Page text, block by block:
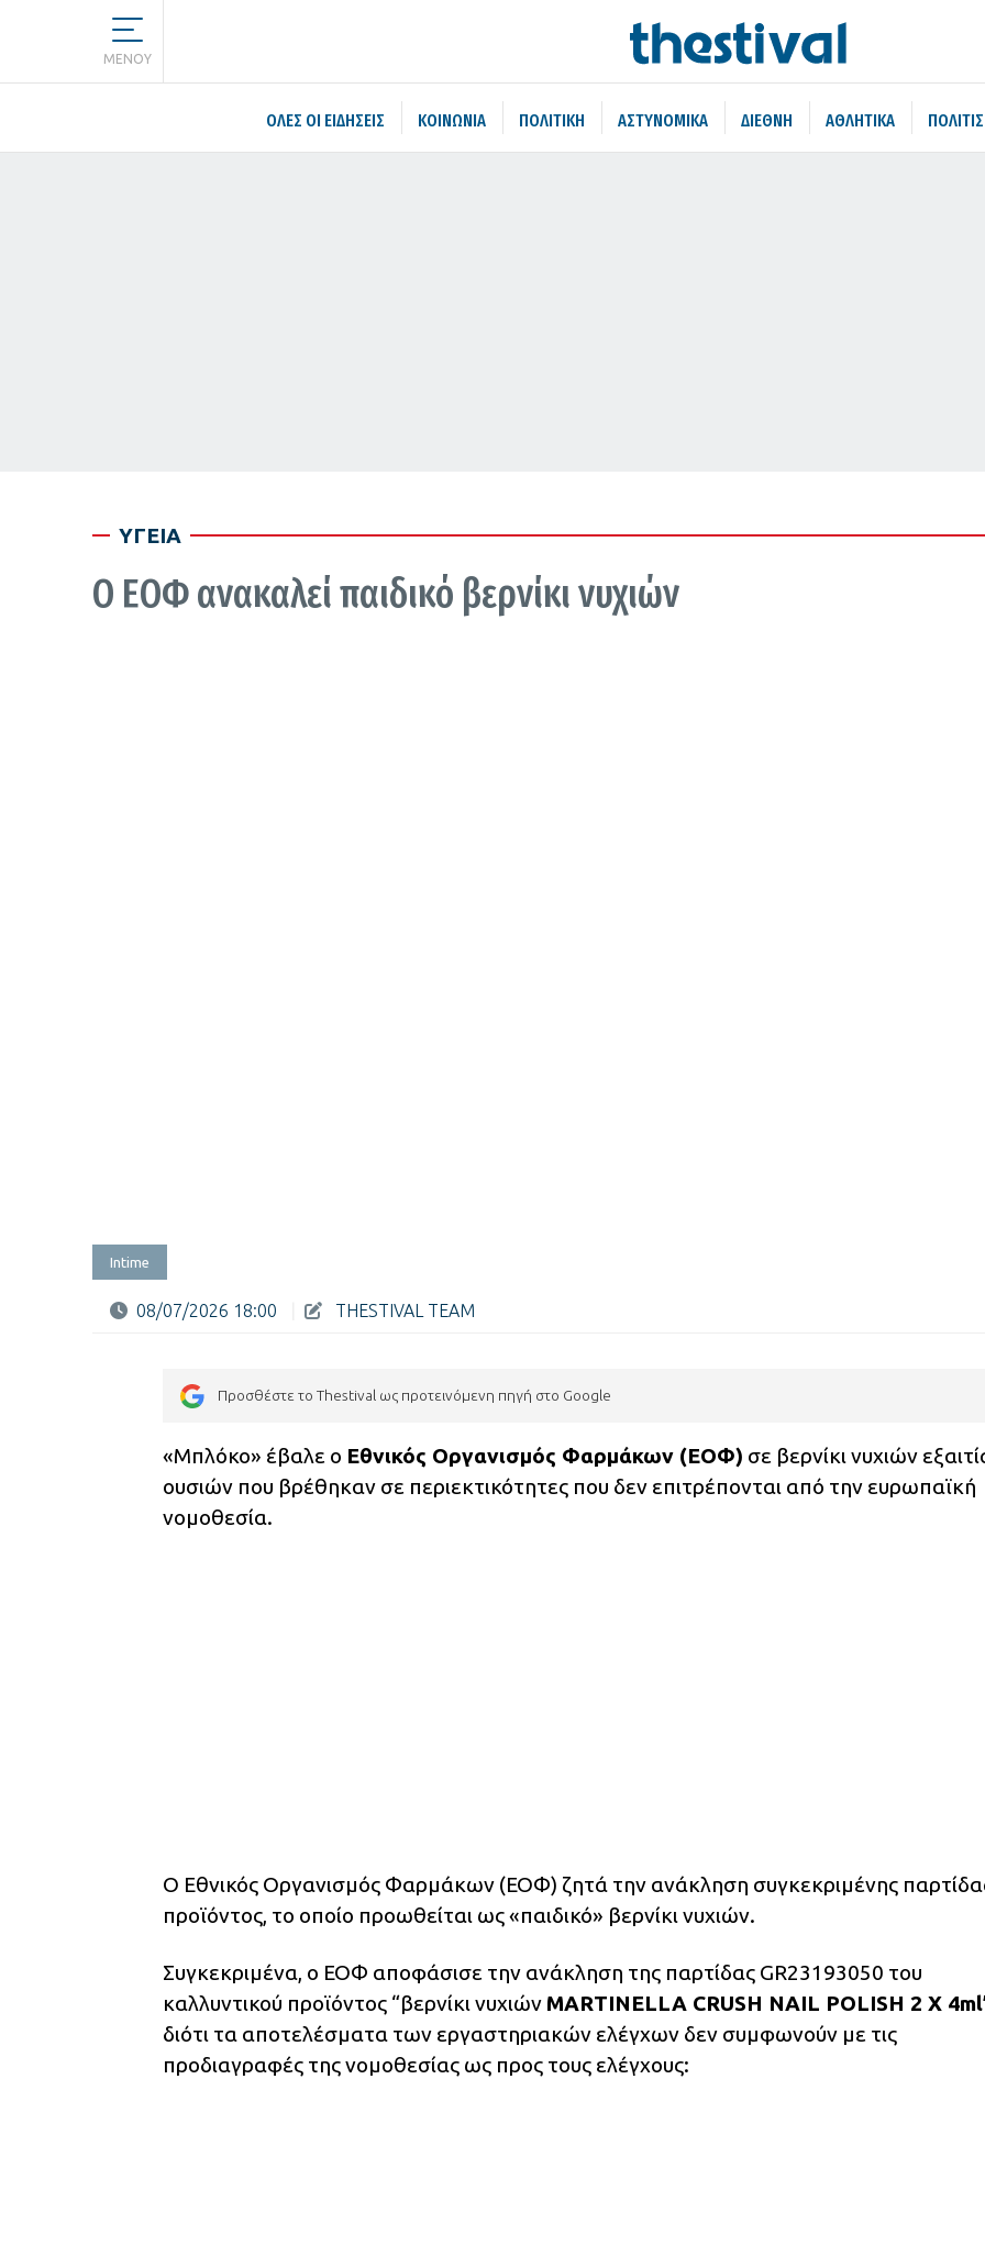
MENOY
ΌΛΕΣ ΟΙ ΕΙΔΉΣΕΙΣ ΚΟΙΝΩΝΙΑ ΠΟΛΙΤΙΚΗ ΑΣΤΥΝΟΜΙΚΑ ΔΙΕΘΝΗ ΑΘΛΗΤΙΚΑ
ΥΓΕΙΑ
Ο ΕΟΦ ανακαλεί παιδικό βερνίκι νυχιών
Intime
08/07/2026 18:00 THESTIVAL TEAM
Προσθέστε το Thestival ως προτεινόμενη πηγή στο Google
«Μπλόκο» έβαλε ο Εθνικός Οργανισμός Φαρμάκων (ΕΟΦ) σε βερνίκι νυχιών
ουσιών που βρέθηκαν σε περιεκτικότητες που δεν επιτρέπονται από την ευρωπαϊκή
νομοθεσία.
Ο Εθνικός Οργανισμός Φαρμάκων (ΕΟΦ) ζητά την ανάκληση συγκεκριμένης
προϊόντος, το οποίο προωθείται ως «παιδικό» βερνίκι νυχιών.
Συγκεκριμένα, ο ΕΟΦ αποφάσισε την ανάκληση της παρτίδας GR23193050 του
καλλυντικού προϊόντος “βερνίκι νυχιών MARTINELLA CRUSH NAIL POLISH 2 X
διότι τα αποτελέσματα των εργαστηριακών ελέγχων δεν συμφωνούν με τις
προδιαγραφές της νομοθεσίας ως προς τους ελέγχους: